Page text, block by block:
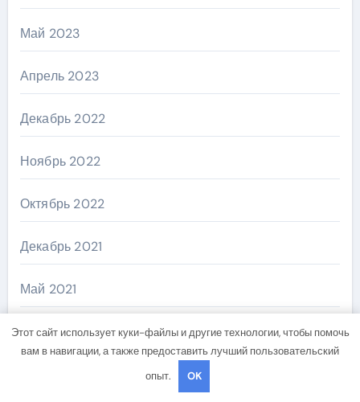
Май 2023
Апрель 2023
Декабрь 2022
Ноябрь 2022
Октябрь 2022
Декабрь 2021
Май 2021
Апрель 2021
Этот сайт использует куки-файлы и другие технологии, чтобы помочь
вам в навигации, а также предоставить лучший пользовательский
опыт.
OK